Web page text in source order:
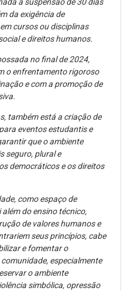
da exigência de
cursos ou disciplinas
e direitos humanos.
no final de 2024,
o enfrentamento rigoroso
e com a promoção de
também está a criação de
eventos estudantis e
que o ambiente
seguro, plural e
democráticos e os direitos
como espaço de
do ensino técnico,
de valores humanos e
seus princípios, cabe
e fomentar o
especialmente
o ambiente
simbólica, opressão